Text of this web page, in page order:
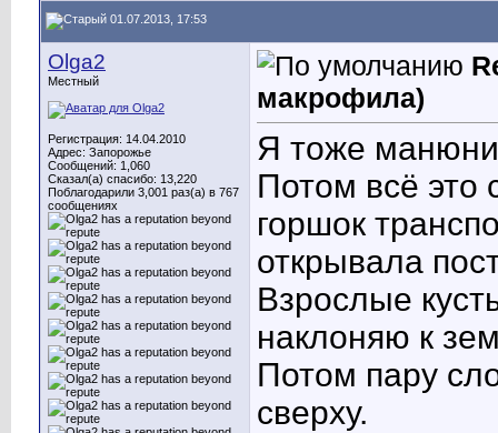
01.07.2013, 17:53
Olga2
Местный
Регистрация: 14.04.2010
Адрес: Запорожье
Сообщений: 1,060
Сказал(а) спасибо: 13,220
Поблагодарили 3,001 раз(а) в 767
сообщениях
макрофила)
Я тоже
Потом всё это
горшок
открывала
Взрослые
наклоняю к
Потом пару
сверху.